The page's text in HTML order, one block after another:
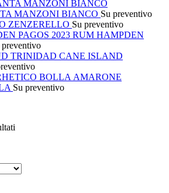
MANZONI BIANCO Su preventivo
ZENZERELLO Su preventivo
RUM HAMPDEN
preventivo
CANE ISLAND
AMARONE
Su preventivo